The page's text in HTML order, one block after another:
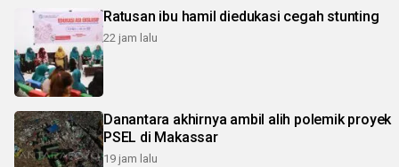
Ratusan ibu hamil diedukasi cegah stunting
22 jam lalu
Danantara akhirnya ambil alih polemik proyek
PSEL di Makassar
19 jam lalu